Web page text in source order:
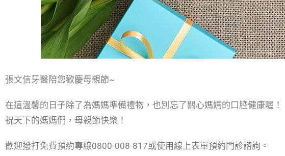
張文信牙醫陪您歡慶母親節~
在這溫馨的日子除了為媽媽準備禮物，也別忘了關心媽媽的口腔健康喔！
祝天下的媽媽們，母親節快樂！
歡迎撥打免費預約專線0800-008-817或使用線上表單預約門診諮詢。